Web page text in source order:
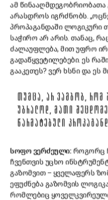
ამ
არასდროს იგრძნობს.
პროპაგანდაში ლოგიკური
საჭირო არ არის. თანაც,
ძალაუფლება, მით უფრო
გადაწყვეტილებები. ეს
გააკეთეს? ვერ ხსნი და ეს
ᲗᲣᲛᲪᲐ, ᲐᲠ ᲕᲐᲛᲑᲝᲑ, ᲠᲝᲛ
ᲣᲑᲠᲐᲚᲝᲓ, ᲛᲐᲗᲘ
ᲬᲐᲠᲛᲐᲢᲔᲑᲣᲚᲘ
სოფო ვერძეული: როგორც
ჩვენთვის უცხო
გაზომვით – ყველაფერს
ეფუძნება გაზომვის
რომლებიც